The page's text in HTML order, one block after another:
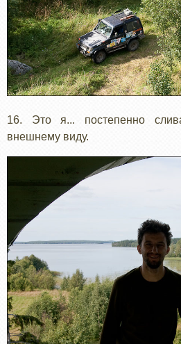
16. Это я... постепенно
внешнему виду.